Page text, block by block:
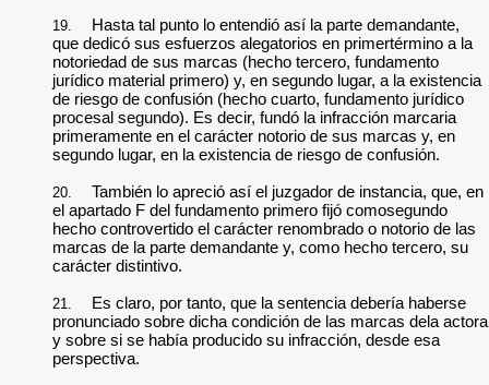
19.
Hasta tal punto lo entendió así la parte demandante,
que dedicó sus esfuerzos alegatorios en primertérmino a la
notoriedad de sus marcas (hecho tercero, fundamento
jurídico material primero) y, en segundo lugar, a la existencia
de riesgo de confusión (hecho cuarto, fundamento jurídico
procesal segundo). Es decir, fundó la infracción marcaria
primeramente en el carácter notorio de sus marcas y, en
segundo lugar, en la existencia de riesgo de confusión.
20.
También lo apreció así el juzgador de instancia, que, en
el apartado F del fundamento primero fijó comosegundo
hecho controvertido el carácter renombrado o notorio de las
marcas de la parte demandante y, como hecho tercero, su
carácter distintivo.
21.
Es claro, por tanto, que la sentencia debería haberse
pronunciado sobre dicha condición de las marcas dela actora
y sobre si se había producido su infracción, desde esa
perspectiva.